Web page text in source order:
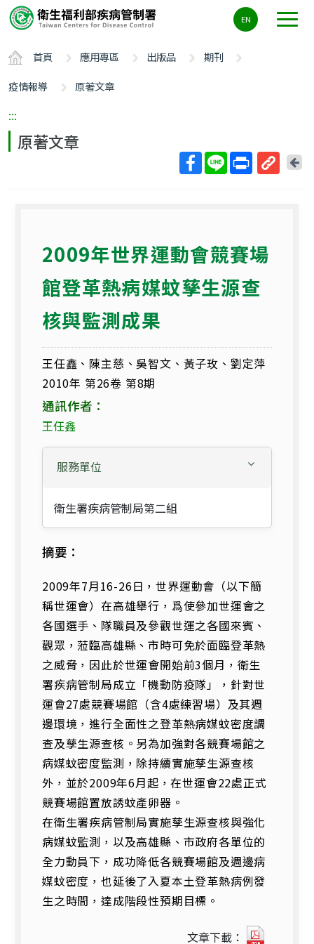
要
容
ALT+C
EN
首頁 應用專區 出版品
期刊
疫情報導
原著文章
:::
原著文章
址
回
2009年世界運動會競賽場
館登革熱病媒蚊孳生源查
核與監測成果
王任鑫、陳主慈、吳智文、黃子玫、劉定萍
2010年 第26卷 第8期
通訊作者：
王任鑫
服務單位
衛生署疾病管制局第二組
摘要：
2009年7月16-26日，世界運動會（以下簡
稱世運會）在高雄舉行，爲使參加世運會之
各國選手、隊職員及參觀世運之各國來賓、
觀眾，蒞臨高雄縣、市時可免於面臨登革熱
之威脅，因此於世運會開始前3個月，衛生
署疾病管制局成立「機動防疫隊」，針對世
運會27處競賽場館（含4處練習場）及其週
邊環境，進行全面性之登革熱病媒蚊密度調
查及孳生源查核。另為加強對各競賽場館之
病媒蚊密度監測，除持續實施孳生源查核
外，並於2009年6月起，在世運會22處正式
競賽場館置放誘蚊產卵器。
在衛生署疾病管制局實施孳生源查核與強化
病媒蚊監測，以及高雄縣、市政府各單位的
全力動員下，成功降低各競賽場館及週邊病
媒蚊密度，也延後了入夏本土登革熱病例發
生之時間，達成階段性預期目標。
文章下載：